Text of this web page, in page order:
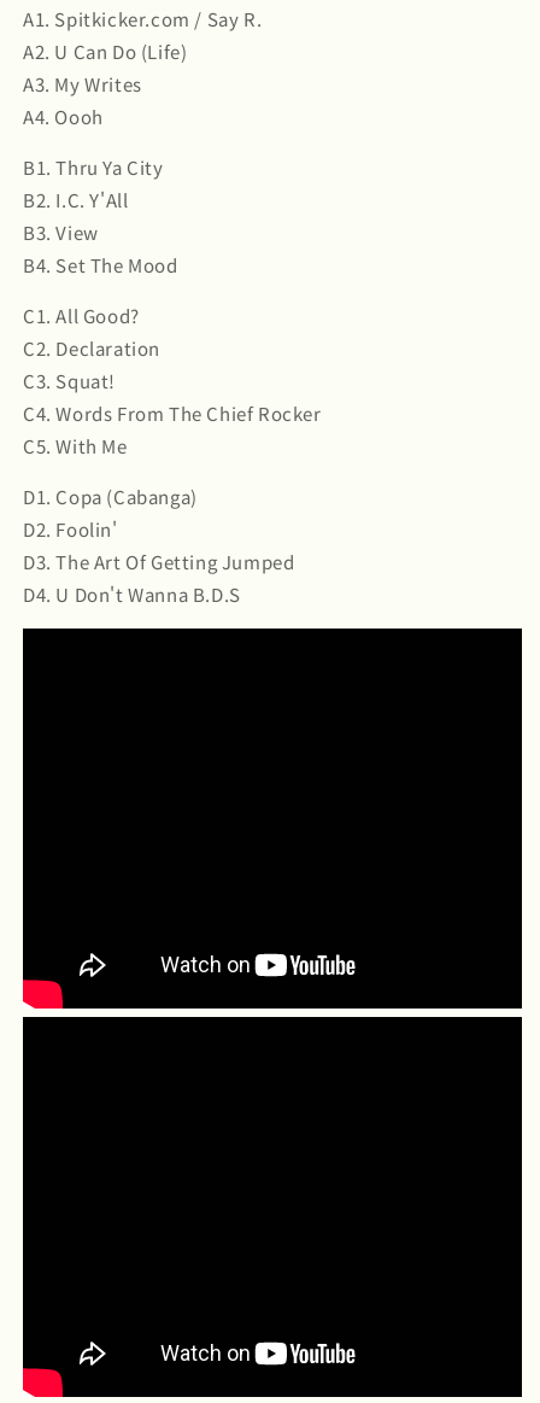
A1. Spitkicker.com / Say R.
A2. U Can Do (Life)
A3. My Writes
A4. Oooh
B1. Thru Ya City
B2. I.C. Y'All
B3. View
B4. Set The Mood
C1. All Good?
C2. Declaration
C3. Squat!
C4. Words From The Chief Rocker
C5. With Me
D1. Copa (Cabanga)
D2. Foolin'
D3. The Art Of Getting Jumped
D4. U Don't Wanna B.D.S